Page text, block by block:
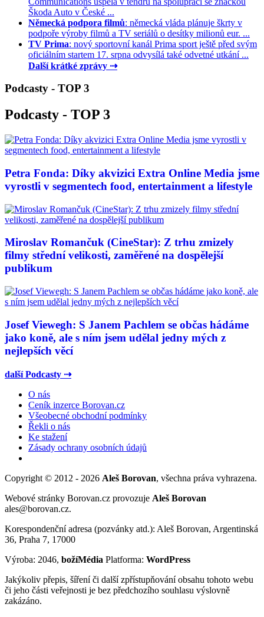
Škoda Auto v České ...
Německá podpora filmů: německá vláda plánuje škrty v
podpoře výroby filmů a TV seriálů o desítky milionů eur. ...
TV Prima: nový sportovní kanál Prima sport ještě před svým
oficiálním startem 17. srpna odvysílá také odvetné utkání ...
Další krátké zprávy ⇢
Podcasty - TOP 3
Podcasty - TOP 3
Petra Fonda: Díky akvizici Extra Online Media jsme
vyrostli v segmentech food, entertainment a lifestyle
Miroslav Romančuk (CineStar): Z trhu zmizely
filmy střední velikosti, zaměřené na dospělejší
publikum
Josef Viewegh: S Janem Pachlem se občas hádáme
jako koně, ale s ním jsem udělal jedny mých z
nejlepších věcí
další Podcasty ⇢
O nás
Ceník inzerce Borovan.cz
Všeobecné obchodní podmínky
Řekli o nás
Ke stažení
Zásady ochrany osobních údajů
Copyright © 2012 - 2026 Aleš Borovan, všechna práva vyhrazena.
Webové stránky Borovan.cz provozuje Aleš Borovan
ales@borovan.cz.
Korespondenční adresa (pozvánky atd.): Aleš Borovan, Argentinská
36, Praha 7, 17000
Výroba: 2046, božíMédia Platforma: WordPress
Jakýkoliv přepis, šíření či další zpřístupňování obsahu tohoto webu
či jeho části veřejnosti je bez předchozího souhlasu výslovně
zakázáno.